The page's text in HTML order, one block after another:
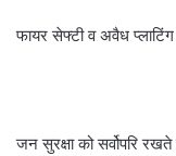
फायर सेफ्टी व अवैध
जन सुरक्षा को सर्वोपरि